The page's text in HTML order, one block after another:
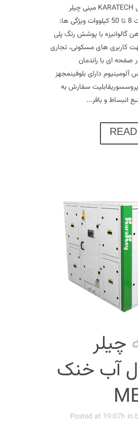
چیلرهای تراکمی KARATECH مینی چیلر
هواخنک ظرفیت 8 تا 50 کیلووات ویژگی ها:
گالوانیزه با پوشش رنگ پلی
کاربری های مسکونی، تجاری
صفحه ای با راندمان
آلومینیوم دارای بلوفینمجهز
سفارش به
انبساط و بافر...
چیلر
آب خنک
Posted at 19:07h in